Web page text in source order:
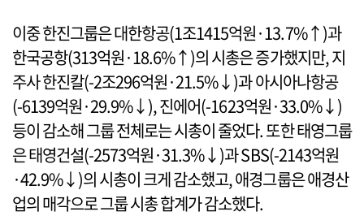
이중 한진그룹은 대한항공(1조1415억원·13.7%↑)과
한국공항(313억원·18.6%↑)의 시총은 증가했지만, 지
주사 한진칼(-2조296억원·21.5%↓)과 아시아나항공
(-6139억원·29.9%↓), 진에어(-1623억원·33.0%↓)
등이 감소해 그룹 전체로는 시총이 줄었다. 또한 태영그룹
은 태영건설(-2573억원·31.3%↓)과 SBS(-2143억원
·42.9%↓)의 시총이 크게 감소했고, 애경그룹은 애경산
업의 매각으로 그룹 시총 합계가 감소했다.